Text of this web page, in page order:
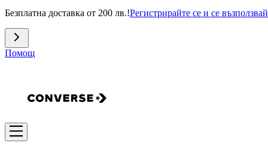
Безплатна доставка от 200 лв.!Регистрирайте се и се
Помощ